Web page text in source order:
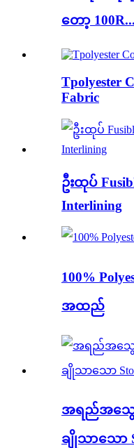
တော့ 100R...
Tpolyester
Fabric
ဦးထုပ်
Interlining
100%
အထည်
အရည်အသွေး
ချိုသာသော